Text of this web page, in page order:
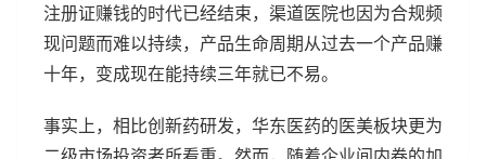
注册证赚钱的时代已经结束，渠道医院也因为合规频
现问题而难以持续，产品生命周期从过去一个产品赚
十年，变成现在能持续三年就已不易。
事实上，相比创新药研发，华东医药的医美板块更为